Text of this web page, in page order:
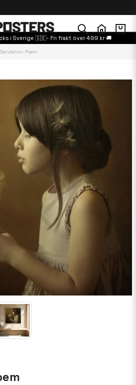
i Sverige 🇸🇪- Fri frakt över 499 kr 🚚
Poem